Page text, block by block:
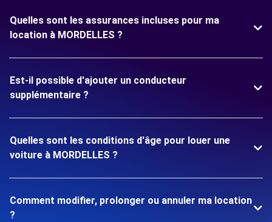
Quelles sont les assurances incluses pour ma
location à MORDELLES ?
Est-il possible d'ajouter un conducteur
supplémentaire ?
Quelles sont les conditions d'âge pour louer une
voiture à MORDELLES ?
Comment modifier, prolonger ou annuler ma location
?